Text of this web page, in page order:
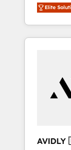
and
Services
Custom
Elite